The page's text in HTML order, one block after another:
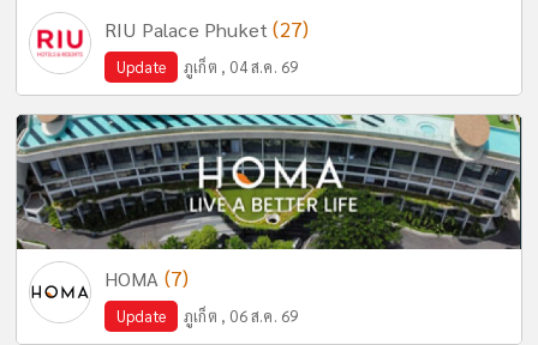
RIU Palace Phuket(27)
Update ภูเก็ต , 04 ส.ค. 69
HOMA (7)
Update ภูเก็ต , 06 ส.ค. 69